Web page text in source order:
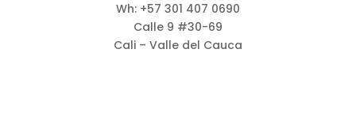
Wh: +57 301 407 0690
Calle 9 #30-69
Cali – Valle del Cauca